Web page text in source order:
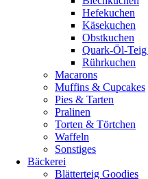
Hefekuchen
Käsekuchen
Obstkuchen
Quark-Öl-
Rührkuchen
Macarons
Muffins & Cupcakes
Pies & Tarten
Pralinen
Torten & Törtchen
Waffeln
Sonstiges
Bäckerei
Blätterteig Goodies